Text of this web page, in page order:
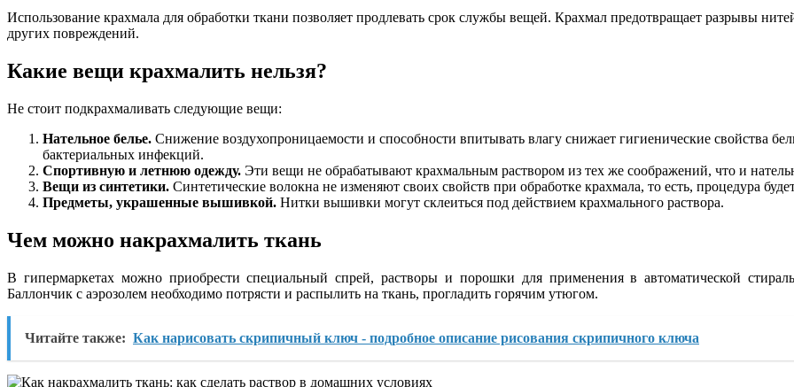
Использование крахмала для обработки ткани позволяет продлевать срок службы вещей. Крахмал предотвращает разрывы
других повреждений.
Какие вещи крахмалить нельзя?
Не стоит подкрахмаливать следующие вещи:
Нательное белье. Снижение воздухопроницаемости и способности впитывать влагу снижает гигиенические свойства
бактериальных инфекций.
Спортивную и летнюю одежду. Эти вещи не обрабатывают крахмальным раствором из тех же соображений, что и
Вещи из синтетики. Синтетические волокна не изменяют своих свойств при обработке крахмала, то есть, процедура
Предметы, украшенные вышивкой. Нитки вышивки могут склеиться под действием крахмального раствора.
Чем можно накрахмалить ткань
В гипермаркетах можно приобрести специальный спрей, растворы и порошки для применения в автоматической
Баллончик с аэрозолем необходимо потрясти и распылить на ткань, прогладить горячим утюгом.
Читайте также: Как нарисовать скрипичный ключ - подробное описание рисования скрипичного ключа